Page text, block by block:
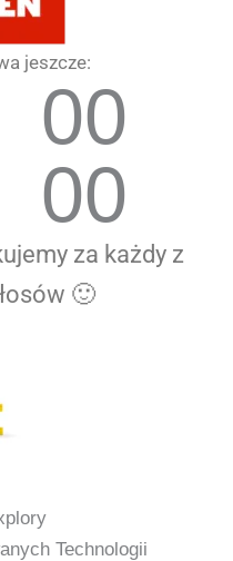
jeszcze:
00
00
za każdy z
🙂
Technologii